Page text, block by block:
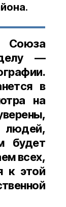
.
Союза
—
в
на
людей,
будет
всех,
к этой